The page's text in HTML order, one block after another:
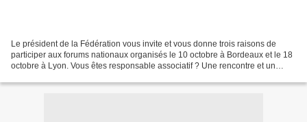
Le président de la Fédération vous invite et vous donne trois raisons de
participer aux forums nationaux organisés le 10 octobre à Bordeaux et le 18
octobre à Lyon. Vous êtes responsable associatif ? Une rencontre et un